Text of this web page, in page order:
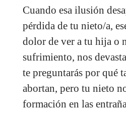
Cuando esa ilusión
pérdida de tu nieto/a,
dolor de ver a tu hija o
sufrimiento, nos
te preguntarás por qué
abortan, pero tu nieto
formación en las